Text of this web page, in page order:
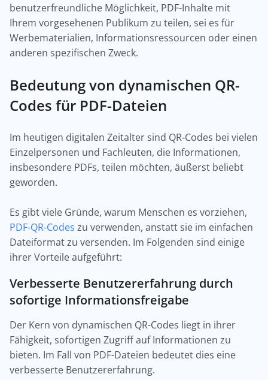
benutzerfreundliche Möglichkeit, PDF-Inhalte mit
Ihrem vorgesehenen Publikum zu teilen, sei es für
Werbematerialien, Informationsressourcen oder einen
anderen spezifischen Zweck.
Bedeutung von dynamischen QR-
Codes für PDF-Dateien
Im heutigen digitalen Zeitalter sind QR-Codes bei vielen
Einzelpersonen und Fachleuten, die Informationen,
insbesondere PDFs, teilen möchten, äußerst beliebt
geworden.
Es gibt viele Gründe, warum Menschen es vorziehen,
PDF-QR-Codes zu verwenden, anstatt sie im einfachen
Dateiformat zu versenden. Im Folgenden sind einige
ihrer Vorteile aufgeführt:
Verbesserte Benutzererfahrung durch
sofortige Informationsfreigabe
Der Kern von dynamischen QR-Codes liegt in ihrer
Fähigkeit, sofortigen Zugriff auf Informationen zu
bieten. Im Fall von PDF-Dateien bedeutet dies eine
verbesserte Benutzererfahrung.